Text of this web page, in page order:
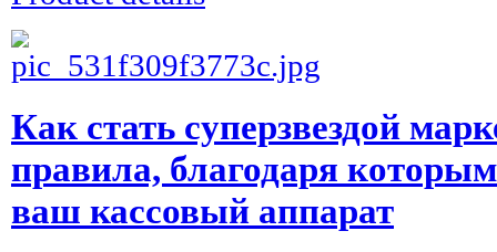
Как стать суперзвездой
правила, благодаря
ваш кассовый аппарат